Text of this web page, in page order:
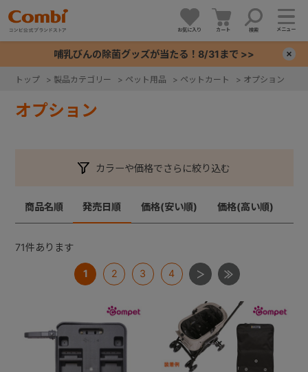
お気に入り カート 検索 メニュー
哺乳びんの除菌グッズが当たる！8/31まで >>
トップ > 製品カテゴリー > ペット用品 > ペットカート > オプション
オプション
カラーや価格でさらに絞り込む
商品名順 発売日順 価格(安い順) 価格(高い順)
71件あります
1 2 3 4